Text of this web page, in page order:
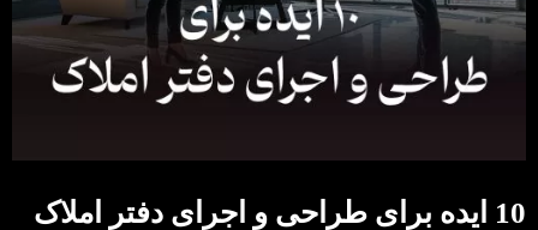
10 ایده برای طراحی و اجرای دفتر املاک